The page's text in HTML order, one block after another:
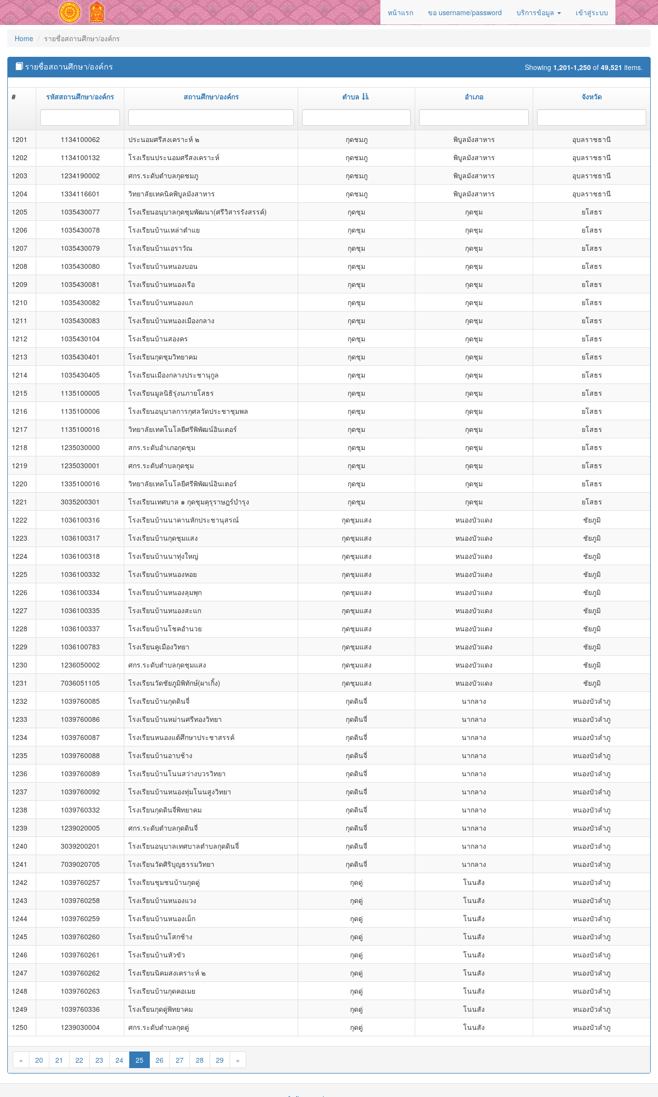
หน้าแรก ขอ username/password บริการข้อมูล เข้าสู่ระบบ
Home รายชื่อสถานศึกษา/องค์กร
Showing 1,201-1,250 of 49,521 items.
รายชื่อสถานศึกษา/องค์กร
# รหัสสถานศึกษา/องค์กร สถานศึกษา/องค์กร ตำบล อำเภอ จังหวัด
1201 1134100062 ประนอมศรีสงเคราะห์ ๒ กุดชมภู พิบูลมังสาหาร
อุบลราชธานี
1202
1134100132 โรงเรียนประนอมศรีสงเคราะห์ กุดชมภู พิบูลมังสาหาร
อุบลราชธานี
1203
1234190002 ศกร.ระดับตำบลกุดชมภู กุดชมภู พิบูลมังสาหาร
อุบลราชธานี
1204
1334116601 วิทยาลัยเทคนิคพิบูลมังสาหาร กุดชมภู พิบูลมังสาหาร
อุบลราชธานี
1205
1035430077 โรงเรียนอนุบาลกุดชุมพัฒนา(ศรีวิสารรังสรรค์) กุดชุม กุดชุม
ยโสธร
1206
1035430078 โรงเรียนบ้านเหล่าตำแย กุดชุม กุดชุม
ยโสธร
1207
1035430079 โรงเรียนบ้านเอราวัณ กุดชุม กุดชุม
ยโสธร
1208
1035430080 โรงเรียนบ้านหนองบอน กุดชุม กุดชุม
ยโสธร
1209
1035430081 โรงเรียนบ้านหนองเรือ กุดชุม กุดชุม
ยโสธร
1210
1035430082 โรงเรียนบ้านหนองแก กุดชุม กุดชุม
ยโสธร
1211
1035430083 โรงเรียนบ้านหนองเมืองกลาง กุดชุม กุดชุม
ยโสธร
1212
1035430104 โรงเรียนบ้านสองคร กุดชุม กุดชุม
ยโสธร
1213
1035430401 โรงเรียนกุดชุมวิทยาคม กุดชุม กุดชุม
ยโสธร
1214
1035430405 โรงเรียนเมืองกลางประชานุกูล กุดชุม กุดชุม
ยโสธร
1215
1135100005 โรงเรียนมูลนิธิรุ่งนภายโสธร กุดชุม กุดชุม
ยโสธร
1216
1135100006 โรงเรียนอนุบาลการกุศลวัดประชาชุมพล กุดชุม กุดชุม
ยโสธร
1217
1135100016 วิทยาลัยเทคโนโลยีศรีพิพัฒน์อินเตอร์ กุดชุม กุดชุม
ยโสธร
1218
1235030000 สกร.ระดับอำเภอกุดชุม กุดชุม กุดชุม
ยโสธร
1219
1235030001 ศกร.ระดับตำบลกุดชุม กุดชุม กุดชุม
ยโสธร
1220
1335100016 วิทยาลัยเทคโนโลยีศรีพิพัฒน์อินเตอร์ กุดชุม กุดชุม
ยโสธร
1221
3035200301 โรงเรียนเทศบาล ๑ กุดชุมคุรุราษฎร์บำรุง กุดชุม กุดชุม
ยโสธร
1222
1036100316 โรงเรียนบ้านนาคานหักประชานุสรณ์ กุดชุมแสง หนองบัวแดง
ชัยภูมิ
1223
1036100317 โรงเรียนบ้านกุดชุมแสง กุดชุมแสง หนองบัวแดง
ชัยภูมิ
1224
1036100318 โรงเรียนบ้านนาทุ่งใหญ่ กุดชุมแสง หนองบัวแดง
ชัยภูมิ
1225
1036100332 โรงเรียนบ้านหนองหอย กุดชุมแสง หนองบัวแดง
ชัยภูมิ
1226
1036100334 โรงเรียนบ้านหนองลุมพุก กุดชุมแสง หนองบัวแดง
ชัยภูมิ
1227
1036100335 โรงเรียนบ้านหนองสะแก กุดชุมแสง หนองบัวแดง
ชัยภูมิ
1228
1036100337 โรงเรียนบ้านโชคอำนวย กุดชุมแสง หนองบัวแดง
ชัยภูมิ
1229
1036100783 โรงเรียนคูเมืองวิทยา กุดชุมแสง หนองบัวแดง
ชัยภูมิ
1230
1236050002 ศกร.ระดับตำบลกุดชุมแสง กุดชุมแสง หนองบัวแดง
ชัยภูมิ
1231
7036051105 โรงเรียนวัดชัยภูมิพิทักษ์(ผาเกิ้ง) กุดชุมแสง หนองบัวแดง
ชัยภูมิ
1232
1039760085 โรงเรียนบ้านกุดดินจี่ กุดดินจี่ นากลาง
หนองบัวลำภู
1233
1039760086 โรงเรียนบ้านหม่านศรีทองวิทยา กุดดินจี่ นากลาง
หนองบัวลำภู
1234
1039760087 โรงเรียนหนองแต้ศึกษาประชาสรรค์ กุดดินจี่ นากลาง
หนองบัวลำภู
1235
1039760088 โรงเรียนบ้านอาบช้าง กุดดินจี่ นากลาง
หนองบัวลำภู
1236
1039760089 โรงเรียนบ้านโนนสว่างบวรวิทยา กุดดินจี่ นากลาง
หนองบัวลำภู
1237
1039760092 โรงเรียนบ้านหนองทุ่มโนนสูงวิทยา กุดดินจี่ นากลาง
หนองบัวลำภู
1238
1039760332 โรงเรียนกุดดินจี่พิทยาคม กุดดินจี่ นากลาง
หนองบัวลำภู
1239
1239020005 ศกร.ระดับตำบลกุดดินจี่ กุดดินจี่ นากลาง
หนองบัวลำภู
1240
3039200201 โรงเรียนอนุบาลเทศบาลตำบลกุดดินจี่ กุดดินจี่ นากลาง
หนองบัวลำภู
1241
7039020705 โรงเรียนวัดศิริบุญธรรมวิทยา กุดดินจี่ นากลาง
หนองบัวลำภู
1242
1039760257 โรงเรียนชุมชนบ้านกุดดู่ กุดดู่ โนนสัง
หนองบัวลำภู
1243
1039760258 โรงเรียนบ้านหนองแวง กุดดู่ โนนสัง
หนองบัวลำภู
1244
1039760259 โรงเรียนบ้านหนองเม็ก กุดดู่ โนนสัง
หนองบัวลำภู
1245
1039760260 โรงเรียนบ้านโสกช้าง กุดดู่ โนนสัง
หนองบัวลำภู
1246
1039760261 โรงเรียนบ้านหัวขัว กุดดู่ โนนสัง
หนองบัวลำภู
1247
1039760262 โรงเรียนนิคมสงเคราะห์ ๒ กุดดู่ โนนสัง
หนองบัวลำภู
1248
1039760263 โรงเรียนบ้านกุดคอเมย กุดดู่ โนนสัง
หนองบัวลำภู
1249
1039760336 โรงเรียนกุดดู่พิทยาคม กุดดู่ โนนสัง
หนองบัวลำภู
1250
1239030004 ศกร.ระดับตำบลกุดดู่ กุดดู่ โนนสัง หนองบัวลำภู
« 20 21 22 23 24 25 26 27 28 29 »